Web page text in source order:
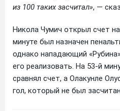
из 100 таких засчитал», —
Никола Чумич открыл счет
минуте был назначен
однако нападающий
его реализовать. На 53-й
сравнял счет, а Олакунле
гол, который не был